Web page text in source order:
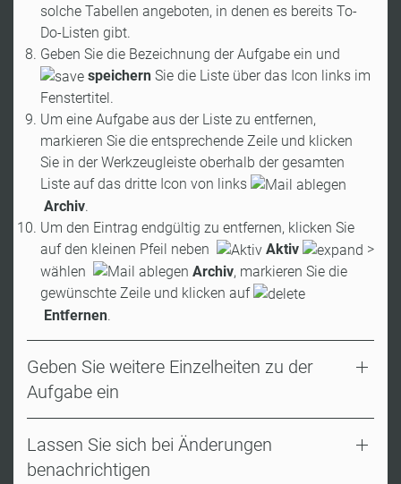
solche Tabellen angeboten, in denen es bereits To-
Do-Listen gibt.
Geben Sie die Bezeichnung der Aufgabe ein und
speichern Sie die Liste über das Icon links im
Fenstertitel.
Um eine Aufgabe aus der Liste zu entfernen,
markieren Sie die entsprechende Zeile und klicken
Sie in der Werkzeugleiste oberhalb der gesamten
Liste auf das dritte Icon von links
Archiv.
Um den Eintrag endgültig zu entfernen, klicken Sie
auf den kleinen Pfeil neben
Aktiv
>
wählen
Archiv, markieren Sie die
gewünschte Zeile und klicken auf
Entfernen.
Geben Sie weitere Einzelheiten zu der
Aufgabe ein
Lassen Sie sich bei Änderungen
benachrichtigen